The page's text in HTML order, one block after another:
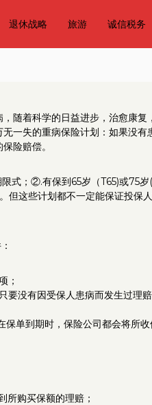
退休战略 旅游 诚信税务
随着科学的日益进步，治愈康复
一失的重病保险计划：如果没有
险赔偿。
式；②.有保到65岁（T65)或75
这些计划都不一定能保证投保
；
要没有因受保人患病而发生过理
单到期时，保险公司都会将所
所购买保额的理赔；